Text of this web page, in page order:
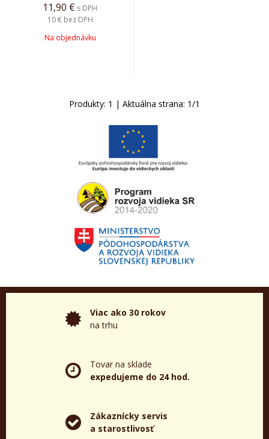
11,90 € s DPH
10 € bez DPH
Na objednávku
Produkty: 1 | Aktuálna strana: 1/1
Viac ako 30 rokov
na trhu
Tovar na sklade
expedujeme do 24 hod.
Zákaznícky servis
a starostlivosť